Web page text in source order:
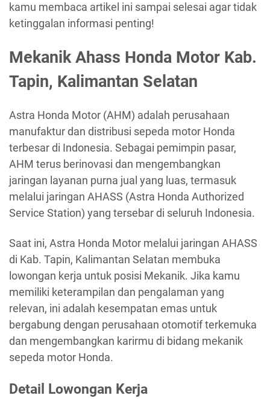
kamu membaca artikel ini sampai selesai agar tidak
ketinggalan informasi penting!
Mekanik Ahass Honda Motor Kab.
Tapin, Kalimantan Selatan
Astra Honda Motor (AHM) adalah perusahaan
manufaktur dan distribusi sepeda motor Honda
terbesar di Indonesia. Sebagai pemimpin pasar,
AHM terus berinovasi dan mengembangkan
jaringan layanan purna jual yang luas, termasuk
melalui jaringan AHASS (Astra Honda Authorized
Service Station) yang tersebar di seluruh Indonesia.
Saat ini, Astra Honda Motor melalui jaringan AHASS
di Kab. Tapin, Kalimantan Selatan membuka
lowongan kerja untuk posisi Mekanik. Jika kamu
memiliki keterampilan dan pengalaman yang
relevan, ini adalah kesempatan emas untuk
bergabung dengan perusahaan otomotif terkemuka
dan mengembangkan karirmu di bidang mekanik
sepeda motor Honda.
Detail Lowongan Kerja